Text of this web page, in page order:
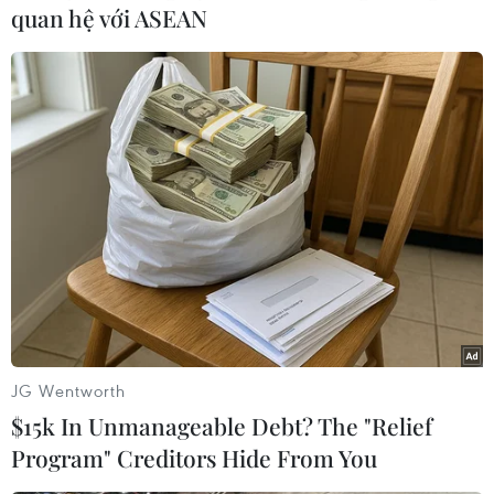
#Công nghiệp ôtô #Ôtô châu Âu
#Liên minh châu Âu
#Xe đăng ký mới
Theo dõi VietnamPlus
quan hệ với ASEAN
JG Wentworth
$15k In Unmanageable Debt? The "Relief
Program" Creditors Hide From You